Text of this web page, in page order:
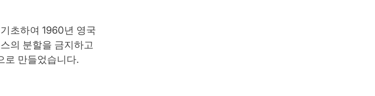
초하여 1960년 영국
의 분할을 금지하고
로 만들었습니다.